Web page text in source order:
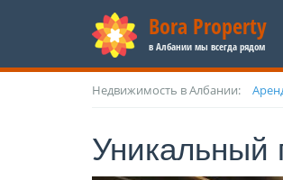
Bora Property
в Албании мы всегда рядом
Недвижимость в Албании:
Уникальный